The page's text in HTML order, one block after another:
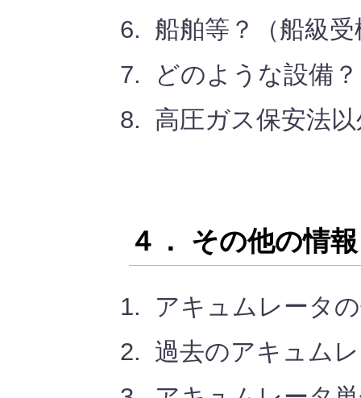
船舶等？（船級
どのような設備
高圧ガス保安法
４． その他の情報
アキュムレータ
過去のアキュム